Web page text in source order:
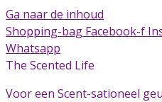
Ga naar de inhoud
Shopping-bag Facebook-f
Whatsapp
The Scented Life
Voor een Scent-sationeel